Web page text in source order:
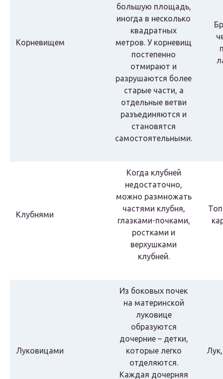
Корневищем
большую площадь,
иногда в несколько
квадратных
метров. У корневищ
постепенно
отмирают и
разрушаются более
старые части, а
отдельные ветви
разъединяются и
становятся
самостоятельными.
Клубнями
Когда клубней
недостаточно,
можно размножать
частями клубня,
глазками-почками,
ростками и
верхушками
клубней.
Луковицами
Из боковых почек
на материнской
луковице
образуются
дочерние – детки,
которые легко
отделяются.
Каждая дочерняя